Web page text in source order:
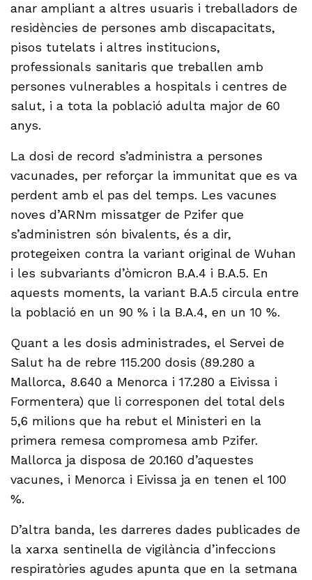
anar ampliant a altres usuaris i treballadors de
residències de persones amb discapacitats,
pisos tutelats i altres institucions,
professionals sanitaris que treballen amb
persones vulnerables a hospitals i centres de
salut, i a tota la població adulta major de 60
anys.
La dosi de record s’administra a persones
vacunades, per reforçar la immunitat que es va
perdent amb el pas del temps. Les vacunes
noves d’ARNm missatger de Pzifer que
s’administren són bivalents, és a dir,
protegeixen contra la variant original de Wuhan
i les subvariants d’òmicron B.A.4 i B.A.5. En
aquests moments, la variant B.A.5 circula entre
la població en un 90 % i la B.A.4, en un 10 %.
Quant a les dosis administrades, el Servei de
Salut ha de rebre 115.200 dosis (89.280 a
Mallorca, 8.640 a Menorca i 17.280 a Eivissa i
Formentera) que li corresponen del total dels
5,6 milions que ha rebut el Ministeri en la
primera remesa compromesa amb Pzifer.
Mallorca ja disposa de 20.160 d’aquestes
vacunes, i Menorca i Eivissa ja en tenen el 100
%.
D’altra banda, les darreres dades publicades de
la xarxa sentinella de vigilància d’infeccions
respiratòries agudes apunta que en la setmana